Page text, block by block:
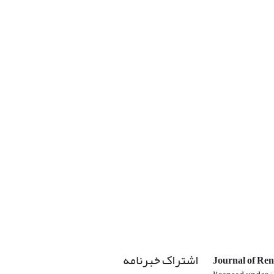
Journal of اشتراک خبرنامه